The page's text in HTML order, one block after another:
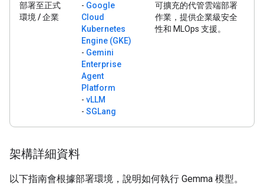
部署至正式
環境 / 企業
- Google
Cloud
Kubernetes
Engine (GKE)
- Gemini
Enterprise
Agent
Platform
- vLLM
- SGLang
可擴充的代管雲端部署
作業，提供企業級安全
性和 MLOps 支援。
架構詳細資料
以下指南會根據部署環境，說明如何執行 Gemma 模型。